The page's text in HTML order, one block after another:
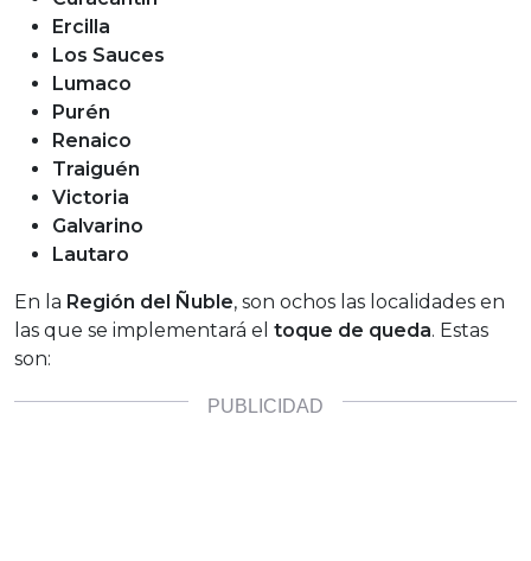
Ercilla
Los Sauces
Lumaco
Purén
Renaico
Traiguén
Victoria
Galvarino
Lautaro
En la Región del Ñuble, son ochos las localidades en
las que se implementará el toque de queda. Estas
son: